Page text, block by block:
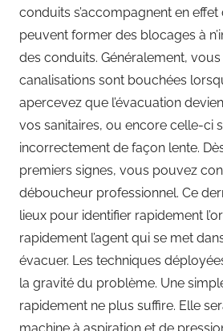
conduits s’accompagnent en effet
peuvent former des blocages à
des conduits. Généralement,
canalisations sont bouchées
apercevez que l’évacuation
vos sanitaires, ou encore celle-ci
incorrectement de façon lente.
premiers signes, vous pouvez
déboucheur professionnel. Ce
lieux pour identifier rapidement
rapidement l’agent qui se met
évacuer. Les techniques
la gravité du problème. Une
rapidement ne plus suffire. Elle